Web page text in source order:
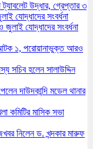
ট্যাবলেট উদ্ধার, গ্রেপ্তার ৩
যোদ্ধাদের সংবর্ধনা
জুলাই যোদ্ধাদের সংবর্ধনা
আটক ১, পরোয়ানাভুক্ত আরও
সচিব হলেন সালাউদ্দিন
দাউদকান্দি মডেল থানার
কমিটির মাসিক সভা
নিলেন ড. খন্দকার মারুফ